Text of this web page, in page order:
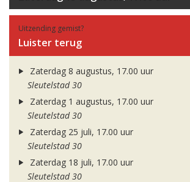
Uitzending gemist?
Luister terug
Zaterdag 8 augustus, 17.00 uur
Sleutelstad 30
Zaterdag 1 augustus, 17.00 uur
Sleutelstad 30
Zaterdag 25 juli, 17.00 uur
Sleutelstad 30
Zaterdag 18 juli, 17.00 uur
Sleutelstad 30